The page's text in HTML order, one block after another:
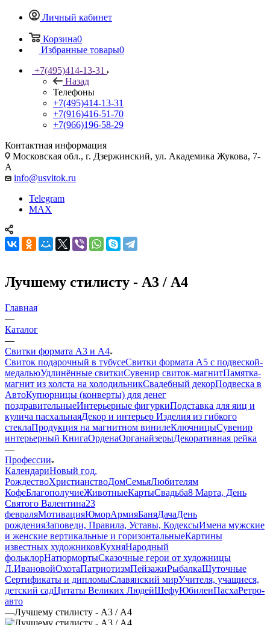
Личный кабинет
Корзина0
Избранные товары0
+7(495)414-13-31
Назад
Телефоны
+7(495)414-13-31
+7(916)416-51-70
+7(966)196-58-29
Контактная информация
Московская обл., г. Дзержинский, ул. Академика Жукова, 7-
А
info@usvitok.ru
Telegram
MAX
Лучшему стилисту - А3 / А4
Главная
—
Каталог
—
Свитки формата А3 и А4
Свиток подарочный в тубусеСвитки формата А5 с подвеской-
медальюУдлинённые свиткиСувенир свиток-магнитПамятка-
магнит из холста на холодильникСвадебный декорПодвеска в
АвтоКупюрницы (конверты) для денег
поздравительныеИнтерьерные фигуркиПодставка для яиц и
кулича пасхальнаяДекор и интерьер Изделия из гибкого
стеклаПродукция на магнитном винилеКлючницыСувенир
интерьерный КнигаОрденаОрганайзерыДекоративная рейка
—
Профессии
КалендариНовый год,
РождествоХристианствоДомСемьяЛюбителям
КофеБлагополучиеЖивотныеКартыСвадьба8 Марта, День
Святого Валентина23
февраляМотивацияЮморАрмияБаняДачаДень
рожденияЗаповеди, Правила, Уставы, КодексыИмена мужские
и женские вертикальные и горизонтальныеКартины
известных художниковКухняНародный
фольклорНатюрмортыСказочные герои от художницы
Л.ИвановойОхотаПатриотизмПейзажиРыбалкаШуточные
Сертификаты и дипломыСлавянский мирУчителя, учащиеся,
детский садЦитаты Великих ЛюдейШефуЮбилеиПасхаРетро-
авто
—Лучшему стилисту - А3 / А4